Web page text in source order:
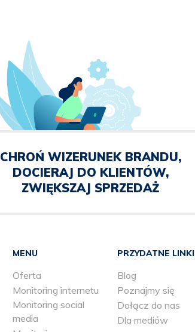
CHROŃ WIZERUNEK BRANDU,
DOCIERAJ DO KLIENTÓW,
ZWIĘKSZAJ SPRZEDAŻ
MENU
Oferta
Monitoring internetu
Monitoring social
media
PRZYDATNE LINKI
Blog
Poznajmy się
Dołącz do nas
Dla mediów